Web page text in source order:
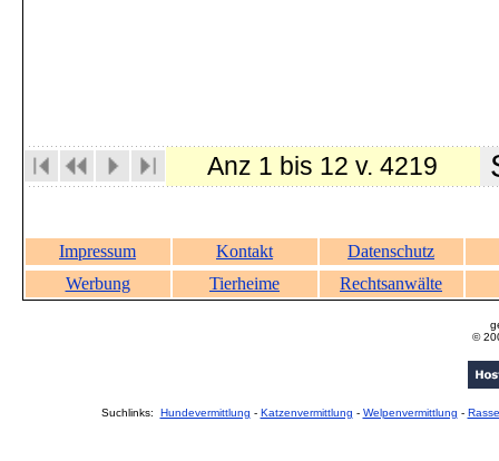
Anz 1 bis 12 v. 4219
Impressum Kontakt
Datenschutz
Werbung
Tierheime Rechtsanwälte
©
Suchlinks: Hundevermittlung - Katzenvermittlung - Welpenvermittlung -